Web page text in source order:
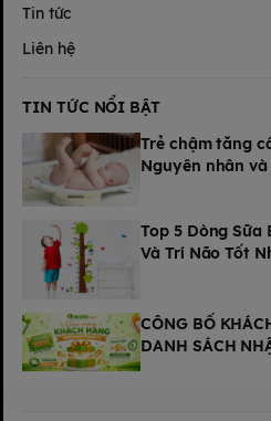
Tin tức
Liên hệ
TIN TỨC NỔI BẬT
Trẻ chậm tăng
Nguyên nhân
Top 5 Dòng Sữa
Và Trí Não Tốt
CÔNG BỐ
DANH SÁCH